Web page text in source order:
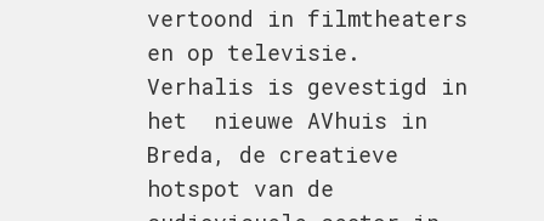
vertoond in filmtheaters
en op televisie.
Verhalis is gevestigd in
het nieuwe AVhuis in
Breda, de creatieve
hotspot van de